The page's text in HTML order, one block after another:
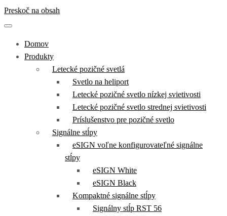
Preskoč na obsah
Domov
Produkty
Letecké pozičné svetlá
Svetlo na heliport
Letecké pozičné svetlo nízkej svietivosti
Letecké pozičné svetlo strednej svietivosti
Príslušenstvo pre pozičné svetlo
Signálne stĺpy
eSIGN voľne konfigurovateľné signálne
stĺpy
eSIGN White
eSIGN Black
Kompaktné signálne stĺpy
Signálny stĺp RST 56